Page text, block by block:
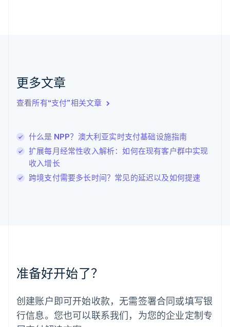
更多文章
查看所有“支付”相关文章
什么是 NPP？澳大利亚实时支付基础设施指南
扩展每月经常性收入解析：如何在现有客户群中实现
收入增长
跨境支付需要多长时间？常见的延迟以及如何提速
准备好开始了？
创建账户即可开始收款，无需签署合同或填写银
行信息。您也可以联系我们，为您的企业定制专
English Italiano
拉脱维亚
立陶宛
DeutschEnglish
卢森堡
Français Deutsch English
罗马尼亚
English
挪威
葡萄牙
Português English
日本